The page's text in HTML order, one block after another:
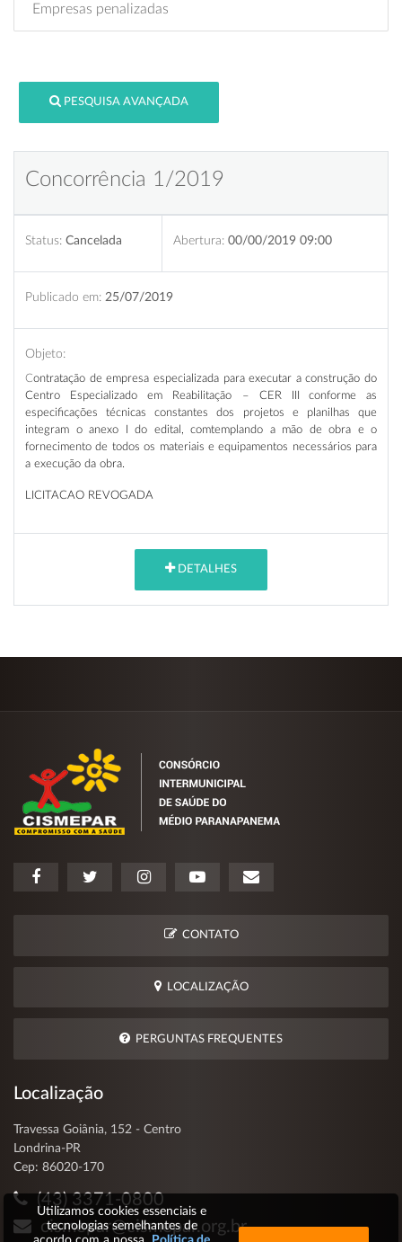
Empresas penalizadas
PESQUISA AVANÇADA
Concorrência 1/2019
Status: Cancelada Abertura: 00/00/2019 09:00
Publicado em: 25/07/2019
Objeto:
Contratação de empresa especializada para executar a construção do
Centro Especializado em Reabilitação – CER III
conforme as
especificações técnicas constantes dos projetos e planilhas que
integram o anexo I do edital, comtemplando a mão de obra e o
fornecimento de todos os materiais e equipamentos necessários para
a execução da obra.
LICITACAO REVOGADA
DETALHES
CONTATO
LOCALIZAÇÃO
PERGUNTAS FREQUENTES
Localização
Travessa Goiânia, 152 - Centro
Londrina-PR
Cep: 86020-170
(43) 3371-0800
cismepar@cismepar.org.br
Utilizamos cookies essenciais e
tecnologias semelhantes de